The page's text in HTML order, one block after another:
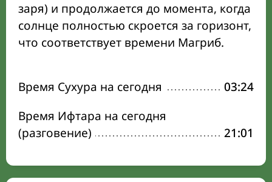
заря) и продолжается до момента, когда
солнце полностью скроется за горизонт,
что соответствует времени Магриб.
Время Сухура на сегодня
03:24
Время Ифтара на сегодня
(разговение)
21:01